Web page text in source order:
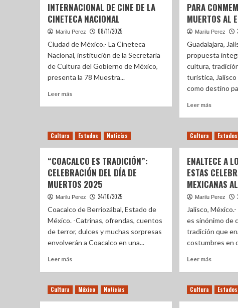
INTERNACIONAL DE CINE DE LA
CINETECA NACIONAL
Marilu Perez 08/11/2025
Ciudad de México.- La Cineteca
Nacional, institución de la Secretaría
de Cultura del Gobierno de México,
presenta la 78 Muestra...
Leer más
PARA
MUERTOS AL
Marilu Perez
Guadalajara,
propuesta
cultura,
turística,
como destino
Leer más
Cultura Estados Noticias
“COACALCO ES TRADICIÓN”:
CELEBRACIÓN DEL DÍA DE
MUERTOS 2025
Marilu Perez 24/10/2025
Coacalco de Berriozábal, Estado de
México. -Catrinas, ofrendas, cuentos
de terror, dulces y muchas sorpresas
envolverán a Coacalco en una...
Leer más
Cultura Estados
ENALTECE A
ESTAS
MEXICANAS
Marilu Perez
Jalisco,
es sinónimo de
tradición que
costumbres en
Leer más
Cultura México Noticias Cultura Estados